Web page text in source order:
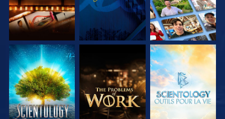
DÉCOUVRIR LES
SÉRIES
DÉCOUVRIR LES
SÉRIES
DÉCOUVRIR LES
SÉRIES